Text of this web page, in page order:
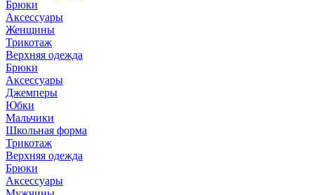
Брюки
Аксессуары
Женщины
Трикотаж
Верхняя одежда
Брюки
Аксессуары
Джемперы
Юбки
Мальчики
Школьная форма
Трикотаж
Верхняя одежда
Брюки
Аксессуары